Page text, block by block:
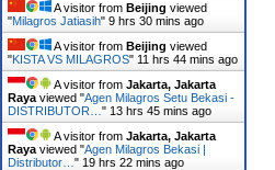
A visitor from Beijing viewed
"Milagros Jatiasih" 9 hrs 30 mins ago
A visitor from Beijing viewed
"KISTA VS MILAGROS" 11 hrs 44 mins ago
A visitor from Jakarta, Jakarta
Raya viewed "Agen Milagros Setu Bekasi -
DISTRIBUTOR… " 13 hrs 45 mins ago
A visitor from Jakarta, Jakarta
Raya viewed "Agen Milagros Bekasi |
Distributor… " 19 hrs 22 mins ago